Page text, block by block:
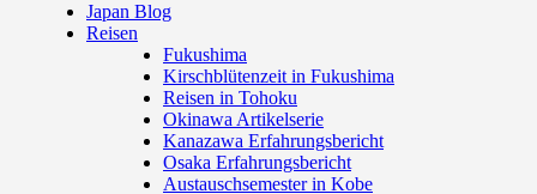
Japan Blog
Reisen
Fukushima
Kirschblütenzeit in Fukushima
Reisen in Tohoku
Okinawa Artikelserie
Kanazawa Erfahrungsbericht
Osaka Erfahrungsbericht
Austauschsemester in Kobe